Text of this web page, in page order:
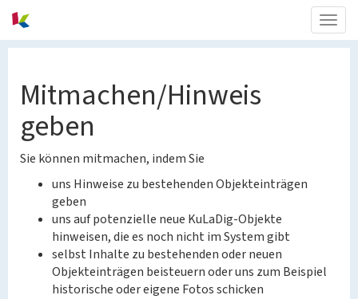
Mitmachen/Hinweis
geben
Sie können mitmachen, indem Sie
uns Hinweise zu bestehenden Objekteinträgen
geben
uns auf potenzielle neue KuLaDig-Objekte
hinweisen, die es noch nicht im System gibt
selbst Inhalte zu bestehenden oder neuen
Objekteinträgen beisteuern oder uns zum Beispiel
historische oder eigene Fotos schicken